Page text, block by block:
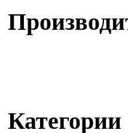
Категории